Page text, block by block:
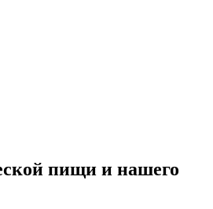
пищи и нашего